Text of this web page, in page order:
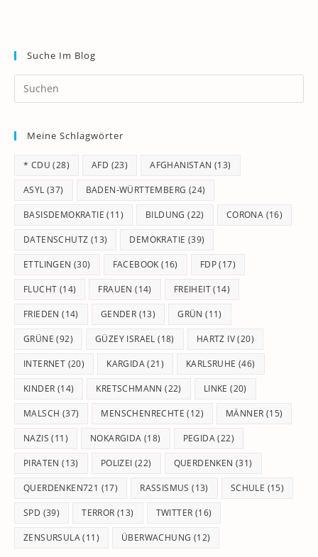
Suche Im Blog
Meine Schlagwörter
* CDU (28) AFD (23) AFGHANISTAN (13)
ASYL (37) BADEN-WÜRTTEMBERG (24)
BASISDEMOKRATIE (11) BILDUNG (22) CORONA (16)
DATENSCHUTZ (13) DEMOKRATIE (39)
ETTLINGEN (30) FACEBOOK (16) FDP(17)
FLUCHT (14) FRAUEN (14) FREIHEIT(14)
FRIEDEN (14) GENDER (13) GRÜN (11)
GRÜNE (92) GÜZEY ISRAEL (18) HARTZ IV(20)
INTERNET (20) KARGIDA(21) KARLSRUHE (46)
KINDER (14) KRETSCHMANN (22) LINKE (20)
MALSCH (37) MENSCHENRECHTE (12) MÄNNER (15)
NAZIS (11) NOKARGIDA (18) PEGIDA(22)
PIRATEN (13) POLIZEI (22) QUERDENKEN (31)
QUERDENKEN721 (17) RASSISMUS (13) SCHULE (15)
SPD (39) TERROR (13) TWITTER (16)
ZENSURSULA(11) ÜBERWACHUNG (12)